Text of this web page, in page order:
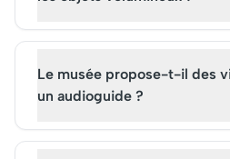
Le musée propose-t-il des
un audioguide ?